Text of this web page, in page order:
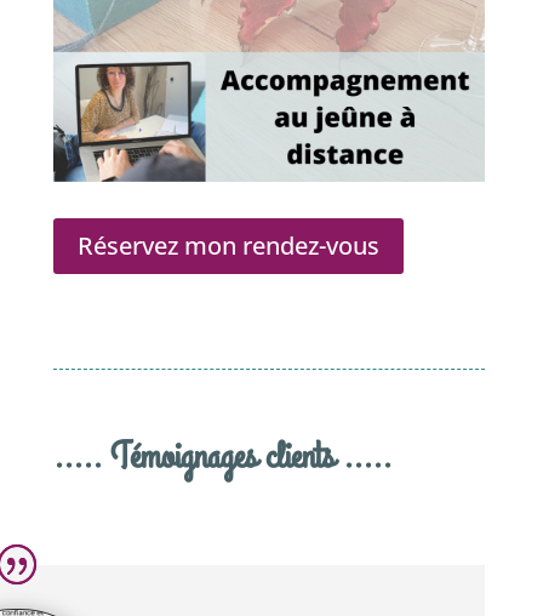
Réservez mon rendez-vous
..... Témoignages clients .....